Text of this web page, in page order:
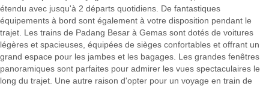
étendu avec jusqu'à 2 départs quotidiens. De fantastiques
équipements à bord sont également à votre disposition pendant le
trajet. Les trains de Padang Besar à Gemas sont dotés de voitures
légères et spacieuses, équipées de sièges confortables et offrant un
grand espace pour les jambes et les bagages. Les grandes fenêtres
panoramiques sont parfaites pour admirer les vues spectaculaires le
long du trajet. Une autre raison d'opter pour un voyage en train de